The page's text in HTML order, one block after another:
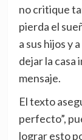
no critique
pierda el
a sus hijos y
dejar la casa
mensaje.
El texto
perfecto”,
lograr esto